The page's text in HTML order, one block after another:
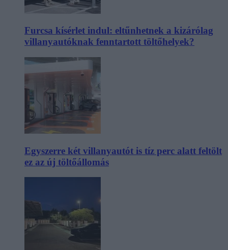
Furcsa kísérlet indul: eltűnhetnek a kizárólag
villanyautóknak fenntartott töltőhelyek?
Egyszerre két villanyautót is tíz perc alatt feltölt
ez az új töltőállomás